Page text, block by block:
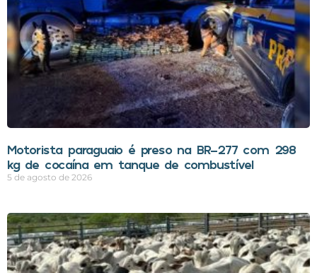
Motorista paraguaio é preso na BR-277 com 298
kg de cocaína em tanque de combustível
5 de agosto de 2026